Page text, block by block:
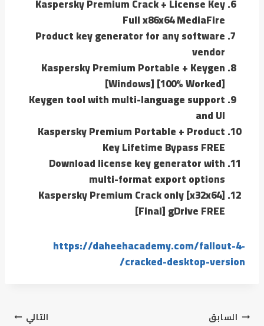
Kaspersky Premium Crack + License Key
Full x86x64 MediaFire
Product key generator for any software
vendor
Kaspersky Premium Portable + Keygen
[Windows] [100% Worked]
Keygen tool with multi-language support
and UI
Kaspersky Premium Portable + Product
Key Lifetime Bypass FREE
Download license key generator with
multi-format export options
Kaspersky Premium Crack only [x32x64]
[Final] gDrive FREE
https://daheehacademy.com/fallout-4-
cracked-desktop-version/
السابق التالي